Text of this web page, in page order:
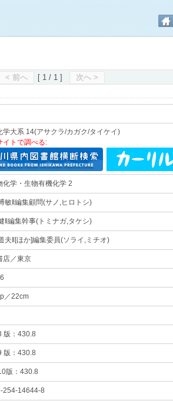
< 前へ [ 1 / 1 ] 次へ >
学大系 14(アサクラ/カガク/タイケイ)
イトで調べる:
化学・生物有機化学 2
敏‖編集顧問(サノ,ヒロトシ)
‖編集幹事(トミナガ,タケシ)
夫‖[ほか]編集委員(ソライ,ミチオ)
店／東京
／22cm
版：430.8
版：430.8
版：430.8
254-14644-8